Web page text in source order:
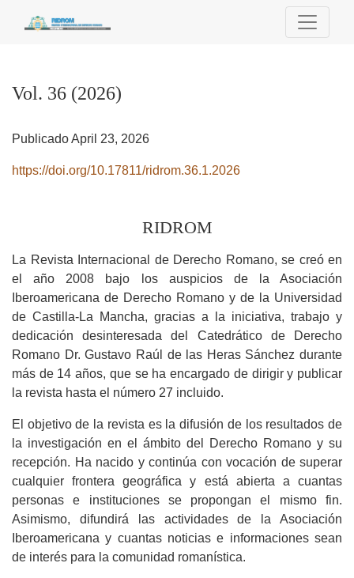
Vol. 36 (2026)
Publicado April 23, 2026
https://doi.org/10.17811/ridrom.36.1.2026
RIDROM
La Revista Internacional de Derecho Romano, se creó en
el año 2008 bajo los auspicios de la Asociación
Iberoamericana de Derecho Romano y de la Universidad
de Castilla-La Mancha, gracias a la iniciativa, trabajo y
dedicación desinteresada del Catedrático de Derecho
Romano Dr. Gustavo Raúl de las Heras Sánchez durante
más de 14 años, que se ha encargado de dirigir y publicar
la revista hasta el número 27 incluido.
El objetivo de la revista es la difusión de los resultados de
la investigación en el ámbito del Derecho Romano y su
recepción. Ha nacido y continúa con vocación de superar
cualquier frontera geográfica y está abierta a cuantas
personas e instituciones se propongan el mismo fin.
Asimismo, difundirá las actividades de la Asociación
Iberoamericana y cuantas noticias e informaciones sean
de interés para la comunidad romanística.